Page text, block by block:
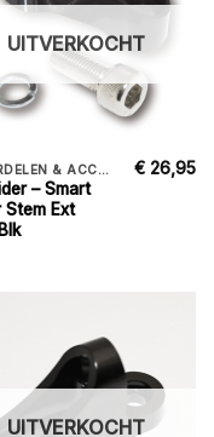
UITVERKOCHT
ONDERDELEN & ACCESSORIES
– Smart
Stem Ext
€ 26,95
UITVERKOCHT